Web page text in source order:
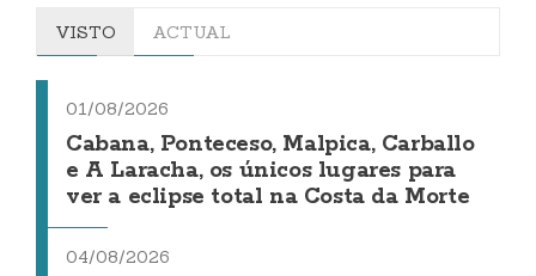
VISTO ACTUAL
01/08/2026
Cabana, Ponteceso, Malpica, Carballo
e A Laracha, os únicos lugares para
ver a eclipse total na Costa da Morte
04/08/2026